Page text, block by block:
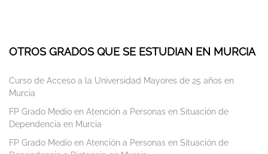
OTROS GRADOS QUE SE ESTUDIAN EN MURCIA
Curso de Acceso a la Universidad Mayores de 25 años en
Murcia
FP Grado Medio en Atención a Personas en Situación de
Dependencia en Murcia
FP Grado Medio en Atención a Personas en Situación de